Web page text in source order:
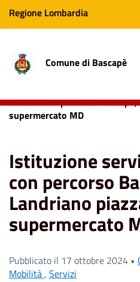
Regione Lombardia
Comune di Bascapè
navetta con percorso
supermercato MD
Istituzione
con percorso
Landriano
supermercato
Pubblicato il 17 ottobre 2024 •
Mobilità, Servizi